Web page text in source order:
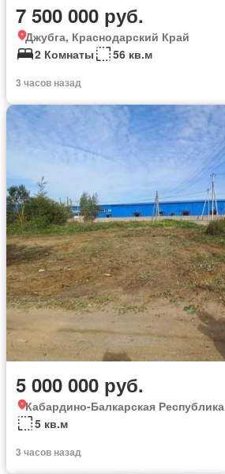
7 500 000 руб.
Джубга, Краснодарский Край
2 Комнаты
56 кв.м
3 часов назад
5 000 000 руб.
Кабардино-Балкарская Республика
5 кв.м
3 часов назад